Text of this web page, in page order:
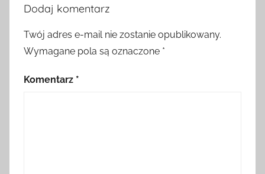
Dodaj komentarz
Twój adres e-mail nie zostanie opublikowany.
Wymagane pola są oznaczone *
Komentarz *